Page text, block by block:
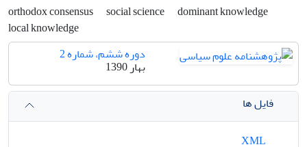
orthodox consensus social science
dominant knowledge
local knowledge
دوره ششم، شماره 2
بهار 1390
فایل ها